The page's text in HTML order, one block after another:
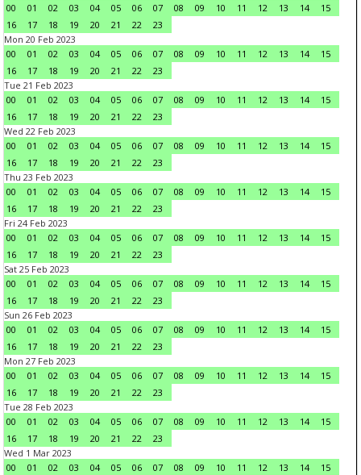
00
01 02 03 04 05 06 07 08 09 10 11 12 13 14
15
16
17 18 19 20 21 22
23
Mon 20 Feb 2023
00
01 02 03 04 05 06 07 08 09 10 11 12 13 14
15
16
17 18 19 20 21 22
23
Tue 21 Feb 2023
00
01 02 03 04 05 06 07 08 09 10 11 12 13 14
15
16
17 18 19 20 21 22
23
Wed 22 Feb 2023
00
01 02 03 04 05 06 07 08 09 10 11 12 13 14
15
16
17 18 19 20 21 22
23
Thu 23 Feb 2023
00
01 02 03 04 05 06 07 08 09 10 11 12 13 14
15
16
17 18 19 20 21 22
23
Fri 24 Feb 2023
00
01 02 03 04 05 06 07 08 09 10 11 12 13 14
15
16
17 18 19 20 21 22
23
Sat 25 Feb 2023
00
01 02 03 04 05 06 07 08 09 10 11 12 13 14
15
16
17 18 19 20 21 22
23
Sun 26 Feb 2023
00
01 02 03 04 05 06 07 08 09 10 11 12 13 14
15
16
17 18 19 20 21 22
23
Mon 27 Feb 2023
00
01 02 03 04 05 06 07 08 09 10 11 12 13 14
15
16
17 18 19 20 21 22
23
Tue 28 Feb 2023
00
01 02 03 04 05 06 07 08 09 10 11 12 13 14
15
16
17 18 19 20 21 22
23
Wed 1 Mar 2023
00
01 02 03 04 05 06 07 08 09 10 11 12 13 14
15